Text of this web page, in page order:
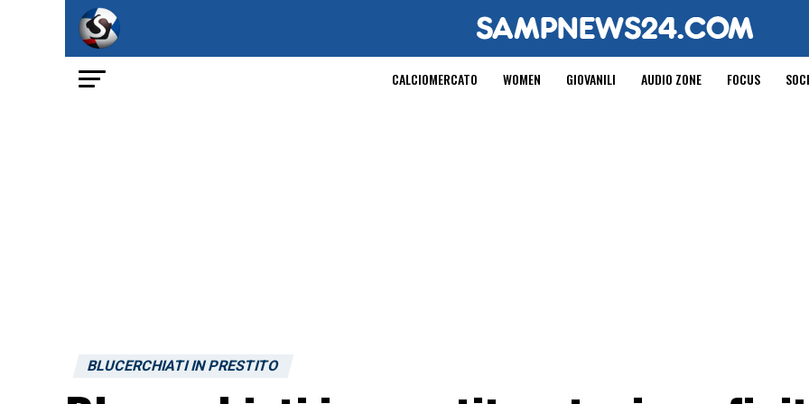
CALCIOMERCATO WOMEN GIOVANILI AUDIO ZONE FOCUS
BLUCERCHIATI IN PRESTITO